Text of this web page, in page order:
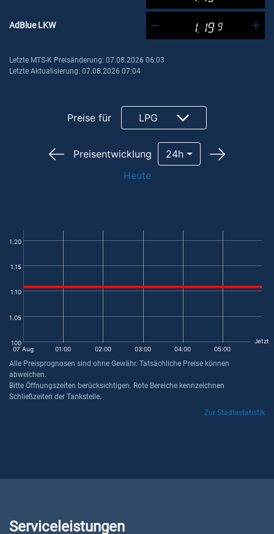
AdBlue LKW 1.19 9
Letzte MTS-K Preisänderung: 07.08.2026 06:03
Letzte Aktualisierung: 07.08.2026 07:04
Preise für LPG
Preisentwicklung
24h
Heute
100
1.05
1.10
1.15
1.20
07 Aug 01:00 02:00 03:00 04:00 05:00
Jetzt
Alle Preisprognosen sind ohne Gewähr. Tatsächliche Preise können
abweichen.
Bitte Öffnungszeiten berücksichtigen. Rote Bereiche kennzeichnen
Schließzeiten der Tankstelle.
Zur Städtestatistik
Serviceleistungen